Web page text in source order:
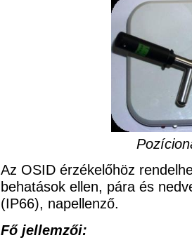
Az OSID érzékelőhöz
behatások ellen, pára és
(IP66), napellenző.
Fő jellemzői: